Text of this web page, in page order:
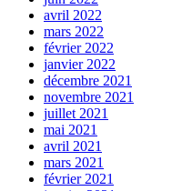
avril 2022
mars 2022
février 2022
janvier 2022
décembre 2021
novembre 2021
juillet 2021
mai 2021
avril 2021
mars 2021
février 2021